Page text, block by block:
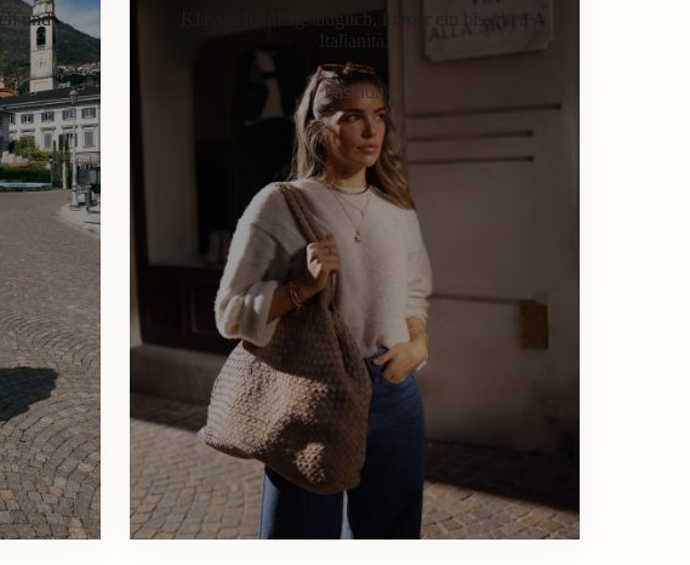
und
Klassisch, alltagstauglich, immer ein bisschen
Italianità.
Fashion